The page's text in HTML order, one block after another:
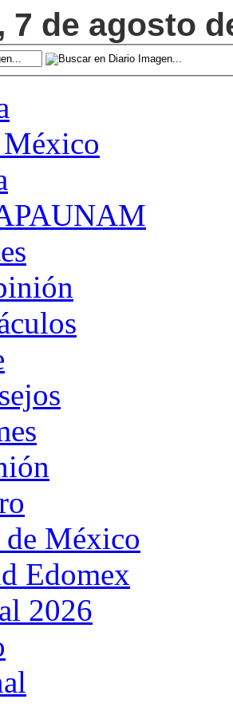
7 de agosto
de México
Edomex
2026